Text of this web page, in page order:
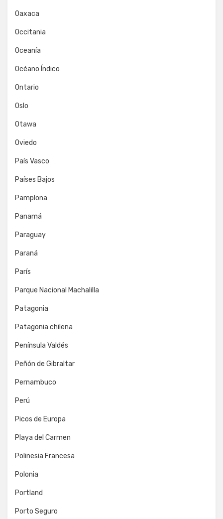
Oaxaca
Occitania
Oceanía
Océano Índico
Ontario
Oslo
Otawa
Oviedo
País Vasco
Países Bajos
Pamplona
Panamá
Paraguay
Paraná
París
Parque Nacional Machalilla
Patagonia
Patagonia chilena
Península Valdés
Peñón de Gibraltar
Pernambuco
Perú
Picos de Europa
Playa del Carmen
Polinesia Francesa
Polonia
Portland
Porto Seguro